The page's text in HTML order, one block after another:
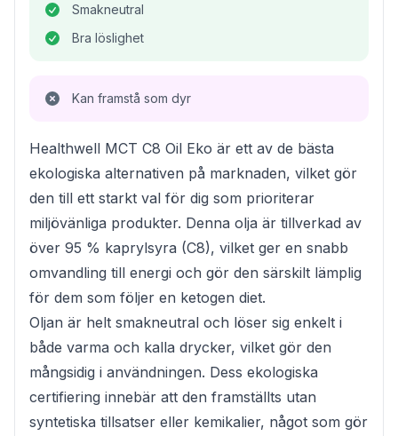
Smakneutral
Bra löslighet
Kan framstå som dyr
Healthwell MCT C8 Oil Eko är ett av de bästa
ekologiska alternativen på marknaden, vilket gör
den till ett starkt val för dig som prioriterar
miljövänliga produkter. Denna olja är tillverkad av
över 95 % kaprylsyra (C8), vilket ger en snabb
omvandling till energi och gör den särskilt lämplig
för dem som följer en ketogen diet.
Oljan är helt smakneutral och löser sig enkelt i
både varma och kalla drycker, vilket gör den
mångsidig i användningen. Dess ekologiska
certifiering innebär att den framställts utan
syntetiska tillsatser eller kemikalier, något som gör